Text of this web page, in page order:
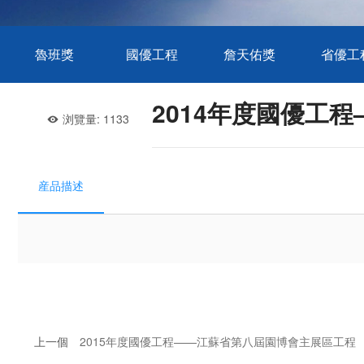
魯班獎 國優工程 詹天佑獎 省優工
浏覽量: 1133 2014年度國優工
産品描述
上一個 2015年度國優工程——江蘇省第八屆園博會主展區工程